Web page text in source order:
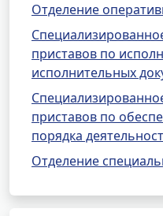
Отделение
приставов по
исполнительных
приставов по
порядка
Отделение